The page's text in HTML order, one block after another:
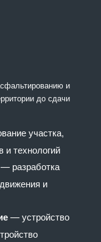
и
до сдачи
участка,
и технологий
разработка
и
— устройство